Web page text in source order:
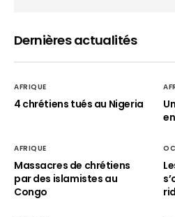
Dernières actualités
AFRIQUE
4 chrétiens tués au Nigeria
AFRIQUE
Massacres de chrétiens
par des islamistes au
Congo